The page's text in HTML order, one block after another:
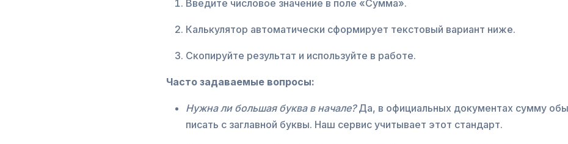
Введите числовое значение в поле «Сумма».
Калькулятор автоматически сформирует текстовый вариант ниже.
Скопируйте результат и используйте в работе.
Часто задаваемые вопросы:
Нужна ли большая буква в начале?Да, в официальных документах сумму
писать с заглавной буквы. Наш сервис учитывает этот стандарт.